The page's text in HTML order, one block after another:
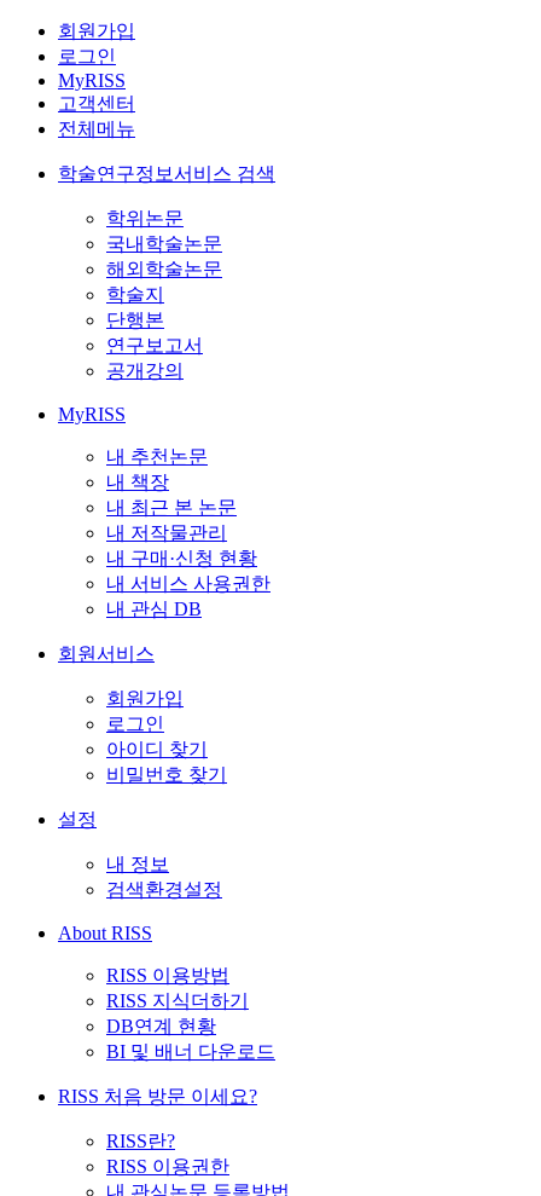
회원가입
로그인
MyRISS
고객센터
전체메뉴
학술연구정보서비스 검색
학위논문
국내학술논문
해외학술논문
학술지
단행본
연구보고서
공개강의
MyRISS
내 추천논문
내 책장
내 최근 본 논문
내 저작물관리
내 구매·신청 현황
내 서비스 사용권한
내 관심 DB
회원서비스
회원가입
로그인
아이디 찾기
비밀번호 찾기
설정
내 정보
검색환경설정
About RISS
RISS 이용방법
RISS 지식더하기
DB연계 현황
BI 및 배너 다운로드
RISS 처음 방문 이세요?
RISS란?
RISS 이용권한
내 관심논문 등록방법